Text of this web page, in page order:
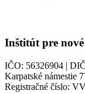
Inštitút pre nové
IČO: 56326904 |
Karpatské námestie
Registračné číslo: